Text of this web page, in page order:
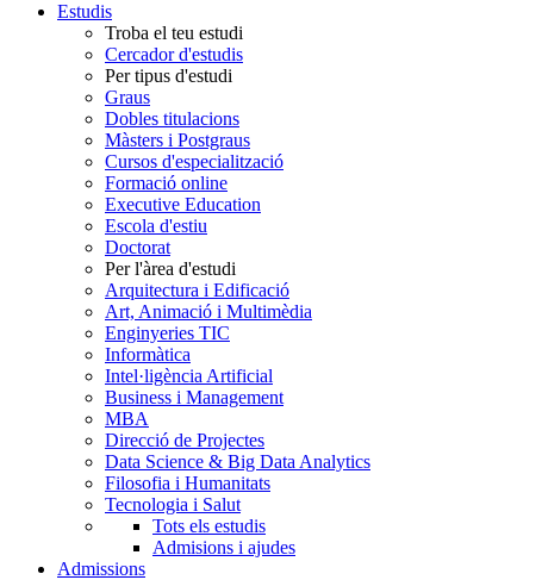
Estudis
Troba el teu estudi
Cercador d'estudis
Per tipus d'estudi
Graus
Dobles titulacions
Màsters i Postgraus
Cursos d'especialització
Formació online
Executive Education
Escola d'estiu
Doctorat
Per l'àrea d'estudi
Arquitectura i Edificació
Art, Animació i Multimèdia
Enginyeries TIC
Informàtica
Intel·ligència Artificial
Business i Management
MBA
Direcció de Projectes
Data Science & Big Data Analytics
Filosofia i Humanitats
Tecnologia i Salut
Tots els estudis
Admisions i ajudes
Admissions